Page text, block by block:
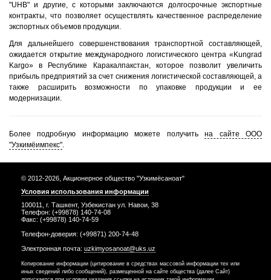
"UHB" и другие, с которыми заключаются долгосрочные экспортные
контракты, что позволяет осуществлять качественное распределение
экспортных объемов продукции.
Для дальнейшего совершенствования транспортной составляющей,
ожидается открытие международного логистического центра «Kungrad
Kargo» в Республике Каракалпакстан, которое позволит увеличить
прибыль предприятий за счет снижения логистической составляющей, а
также расширить возможности по упаковке продукции и ее
модернизации.
Более подробную информацию можете получитьна сайте ООО
"Узкимёимпекс".
© 2012-2026, Акционерное общество "Узкимёсаноат"
Условия использования информации
100011, г. Ташкент, Узбекистан ул. Навои, 38
Телефон: (+99878) 140-74-08
Факс: (+99878) 140-74-59
Телефон-доверия: (+99871) 200-74-48
Электронная почта: uzkimyosanoat@uks.uz
Копирование информации (цитирование в средствах массовой информации тех или
иных сведений либо сообщений), размещенной на сайте общества (далее Сайт)